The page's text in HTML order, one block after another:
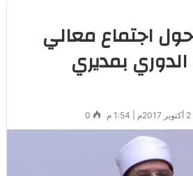
حول اجتماع معالي
الدوري بمديري
0